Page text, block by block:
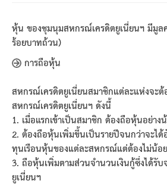
หุ้น ของชุมนุมสหกรณ์เครดิตยูเนี่ยนฯ มีมู
ร้อยบาทถ้วน)
การถือหุ้น
สหกรณ์เครดิตยูเนี่ยนสมาชิกแต่ละแห่งจะ
สหกรณ์เครดิตยูเนี่ยนฯ ดังนี้
1. เมื่อแรกเข้าเป็นสมาชิก ต้องถือหุ้นอย่า
2. ต้องถือหุ้นเพิ่มขึ้นเป็นรายปีจนกว่าจะได้
ทุนเรือนหุ้นของแต่ละสหกรณ์แต่ต้องไม่น้อ
3. ถือหุ้นเพิ่มตามส่วนจำนวนเงินกู้ซึ่งได้รั
ยูเนี่ยนฯ